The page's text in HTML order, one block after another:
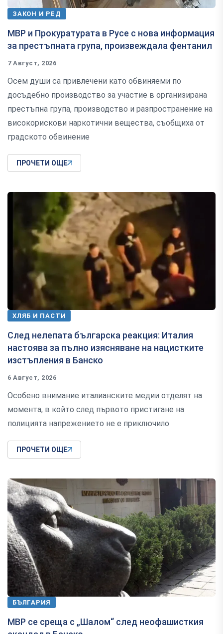
ЗАКОН И РЕД
МВР и Прокуратурата в Русе с нова информация
за престъпната група, произвеждала фентанил
7 Август, 2026
Осем души са привлечени като обвиняеми по
досъдебно производство за участие в организирана
престъпна група, производство и разпространение на
високорискови наркотични вещества, съобщиха от
градското обвинение
ПРОЧЕТИ ОЩЕ
ХЛЯБ И ПАСТИ
След нелепата българска реакция: Италия
настоява за пълно изясняване на нацистките
изстъпления в Банско
6 Август, 2026
Особено внимание италианските медии отделят на
момента, в който след първото пристигане на
полицията напрежението не е приключило
ПРОЧЕТИ ОЩЕ
БЪЛГАРИЯ
МВР се среща с „Шалом“ след неофашисткия